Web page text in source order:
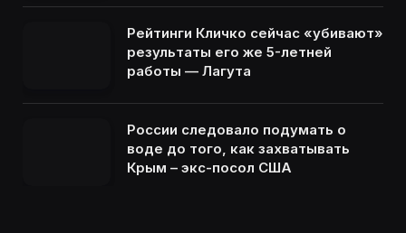
Рейтинги Кличко сейчас «убивают»
результаты его же 5-летней
работы — Лагута
России следовало подумать о
воде до того, как захватывать
Крым – экс-посол США